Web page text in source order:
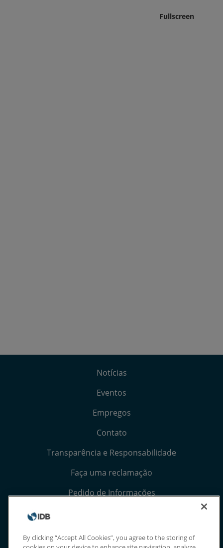
Fullscreen
Notícias
Eventos
Empregos
Contato
Transparência e Responsabilidade
Faça uma reclamação
Pedido de Informações
Termos, Condições e Avisos de Privacidade
Extranet
By clicking “Accept All Cookies”, you agree to the storing of